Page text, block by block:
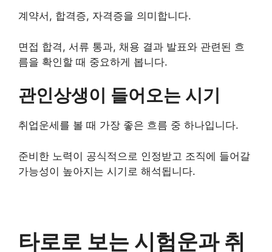
계약서, 합격증, 자격증을 의미합니다.
면접 합격, 서류 통과, 채용 결과 발표와 관련된 흐
름을 확인할 때 중요하게 봅니다.
관인상생이 들어오는 시기
취업운세를 볼 때 가장 좋은 흐름 중 하나입니다.
준비한 노력이 공식적으로 인정받고 조직에 들어갈
가능성이 높아지는 시기로 해석됩니다.
타로로 보는 시험운과 취